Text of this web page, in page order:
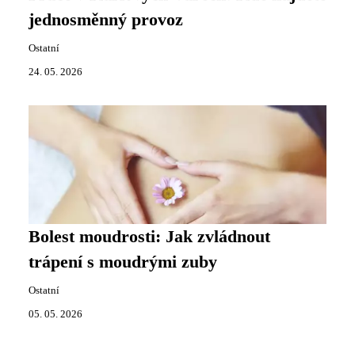
jednosměnný provoz
Ostatní
24. 05. 2026
Bolest moudrosti: Jak zvládnout
trápení s moudrými zuby
Ostatní
05. 05. 2026